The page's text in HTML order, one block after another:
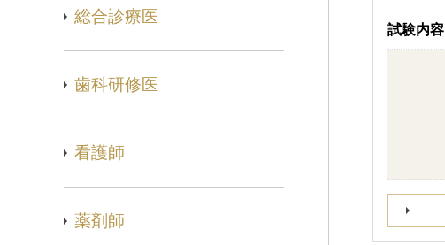
総合診療医
歯科研修医
看護師
薬剤師
試験内容